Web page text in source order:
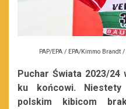
PAP/EPA / EPA/Kimmo
Puchar Świata 2023/
ku końcowi.
polskim kibicom